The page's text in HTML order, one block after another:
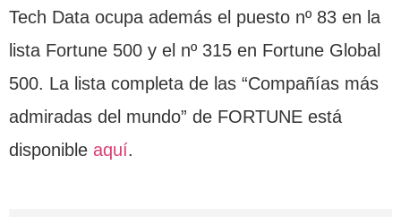
Tech Data ocupa además el puesto nº 83 en la
lista Fortune 500 y el nº 315 en Fortune Global
500. La lista completa de las “Compañías más
admiradas del mundo” de FORTUNE está
disponible aquí.